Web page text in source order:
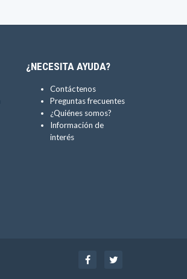
¿NECESITA AYUDA?
Contáctenos
Preguntas frecuentes
¿Quiénes somos?
Información de
interés
FacebookTwitter